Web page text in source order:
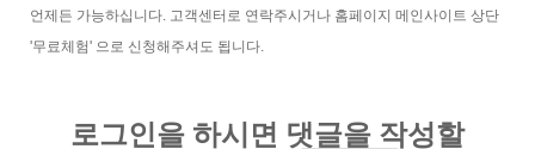
언제든 가능하십니다. 고객센터로 연락주시거나 홈페이지 메인사이트 상단
'무료체험' 으로 신청해주셔도 됩니다.